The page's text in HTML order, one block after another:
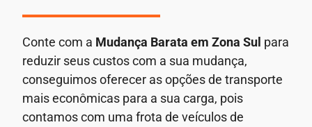
Conte com a Mudança Barata em Zona Sul para
reduzir seus custos com a sua mudança,
conseguimos oferecer as opções de transporte
mais econômicas para a sua carga, pois
contamos com uma frota de veículos de